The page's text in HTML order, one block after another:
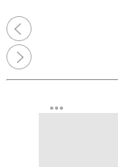
more_horiz